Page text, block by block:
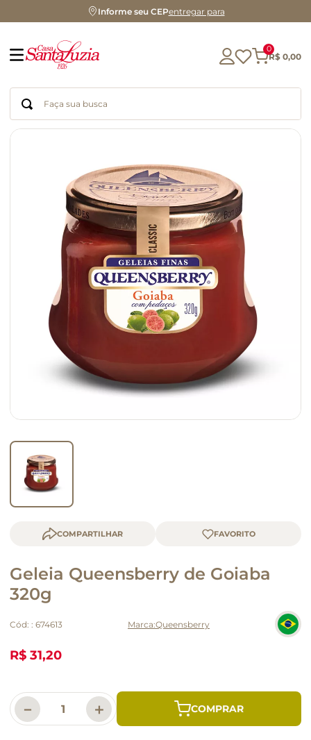
Informe seu CEPentregar para
0
R$ 0,00
Faça sua busca
COMPARTILHAR
Geleia Queensberry de Goiaba
320g
Cód: : 674613 Queensberry
R$ 31,20
＋
－
macarrão